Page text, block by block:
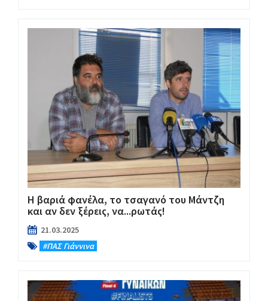
Η βαριά φανέλα, το τσαγανό του Μάντζη
και αν δεν ξέρεις, να...ρωτάς!
21.03.2025
#ΠΑΣ Γιάννινα